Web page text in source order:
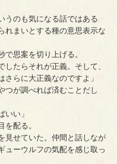
うのも気になる話ではある
まいとする種の意思表示な
思案を切り上げる。
したらそれが正義。そして、
らに大正義なのですよ」
つが調べれば済むことだし
いい」
配る。
見せていた。仲間と話しなが
ューウルフの気配を感じ取っ